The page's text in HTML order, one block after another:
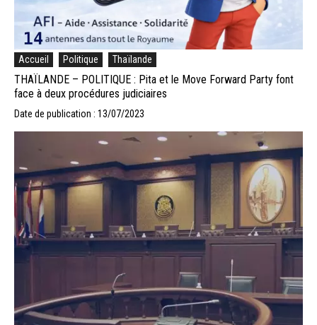
Accueil Politique Thaïlande
THAÏLANDE – POLITIQUE : Pita et le Move Forward Party font
face à deux procédures judiciaires
Date de publication : 13/07/2023